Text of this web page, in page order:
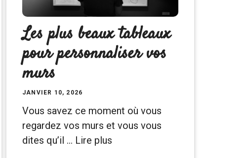
Les plus beaux tableaux
pour personnaliser vos
murs
JANVIER 10, 2026
Vous savez ce moment où vous
regardez vos murs et vous vous
dites qu’il … Lire plus